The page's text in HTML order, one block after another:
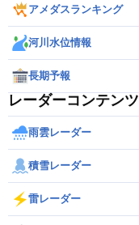
アメダスランキング
河川水位情報
長期予報
レーダーコンテンツ
雨雲レーダー
積雪レーダー
雷レーダー